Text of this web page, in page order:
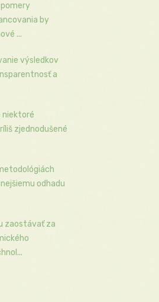
by
...
výsledkov
a
niektoré
zjednodušené
odhadu
zaostávať za